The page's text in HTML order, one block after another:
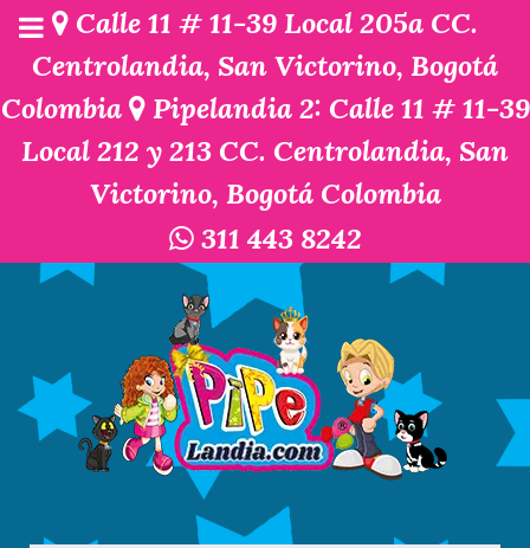
Calle 11 # 11-39 Local 205a CC.
Centrolandia, San Victorino, Bogotá
Colombia
Pipelandia 2: Calle 11 # 11-39
Local 212 y 213 CC. Centrolandia, San
Victorino, Bogotá Colombia
311 443 8242